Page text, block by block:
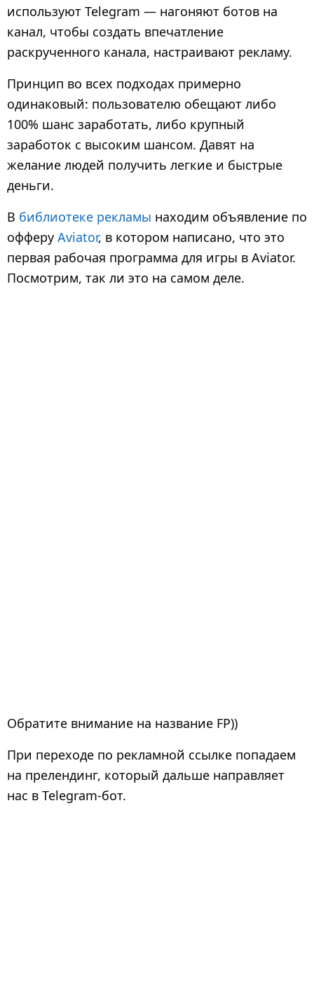
используют Telegram — нагоняют ботов на
канал, чтобы создать впечатление
раскрученного канала, настраивают рекламу.
Принцип во всех подходах примерно
одинаковый: пользователю обещают либо
100% шанс заработать, либо крупный
заработок с высоким шансом. Давят на
желание людей получить легкие и быстрые
деньги.
В библиотеке рекламы находим объявление по
офферу Aviator, в котором написано, что это
первая рабочая программа для игры в Aviator.
Посмотрим, так ли это на самом деле.
Обратите внимание на название FP))
При переходе по рекламной ссылке попадаем
на прелендинг, который дальше направляет
нас в Telegram-бот.